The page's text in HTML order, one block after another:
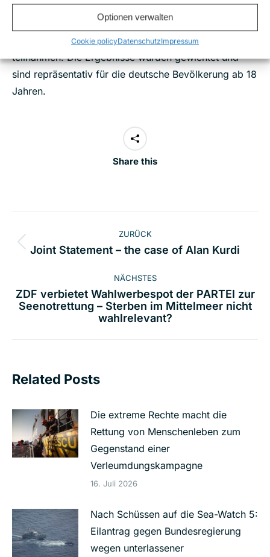
Optionen verwalten
Cookie policyDatenschutzImpressum
verwendeten Daten beruhen auf einer Online-Umfrage
der YouGov Deutschland GmbH, an der 2027
Personen zwischen dem 20.03.2019 und 22.03.2019
teilnahmen. Die Ergebnisse wurden gewichtet und
sind repräsentativ für die deutsche Bevölkerung ab 18
Jahren.
Share this
ZURÜCK
Vorheriger
Joint Statement – the case of Alan Kurdi
NÄCHSTES
Nächster
Beitrag:
ZDF verbietet Wahlwerbespot der PARTEI zur
Seenotrettung – Sterben im Mittelmeer nicht
wahlrelevant?
Related Posts
Die extreme Rechte macht die
Rettung von Menschenleben zum
Gegenstand einer
Verleumdungskampagne
16. Juli 2026
Nach Schüssen auf die Sea-Watch 5:
Eilantrag gegen Bundesregierung
wegen unterlassener